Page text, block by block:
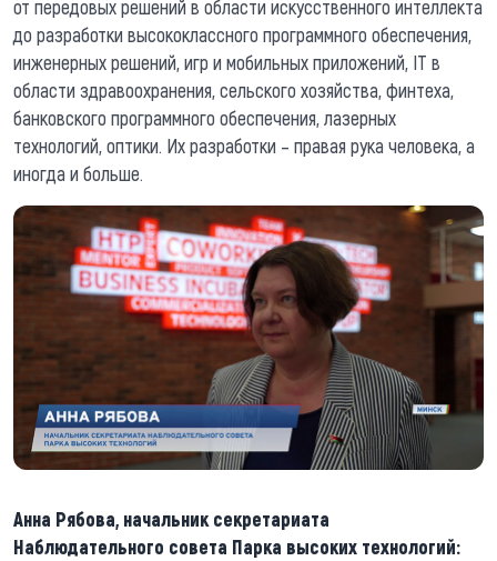
от передовых решений в области искусственного интеллекта
до разработки высококлассного программного обеспечения,
инженерных решений, игр и мобильных приложений, IT в
области здравоохранения, сельского хозяйства, финтеха,
банковского программного обеспечения, лазерных
технологий, оптики. Их разработки – правая рука человека, а
иногда и больше.
Анна Рябова, начальник секретариата
Наблюдательного совета Парка высоких технологий: